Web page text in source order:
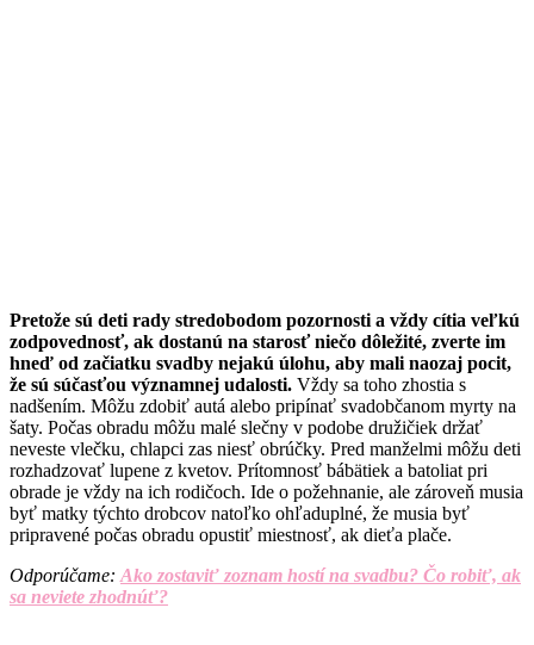
Pretože sú deti rady stredobodom pozornosti a vždy cítia veľkú
zodpovednosť, ak dostanú na starosť niečo dôležité, zverte im
hneď od začiatku svadby nejakú úlohu, aby mali naozaj pocit,
že sú súčasťou významnej udalosti. Vždy sa toho zhostia s
nadšením. Môžu zdobiť autá alebo pripínať svadobčanom myrty na
šaty. Počas obradu môžu malé slečny v podobe družičiek držať
neveste vlečku, chlapci zas niesť obrúčky. Pred manželmi môžu deti
rozhadzovať lupene z kvetov. Prítomnosť bábätiek a batoliat pri
obrade je vždy na ich rodičoch. Ide o požehnanie, ale zároveň musia
byť matky týchto drobcov natoľko ohľaduplné, že musia byť
pripravené počas obradu opustiť miestnosť, ak dieťa plače.
Odporúčame: Ako zostaviť zoznam hostí na svadbu? Čo robiť, ak
sa neviete zhodnúť?